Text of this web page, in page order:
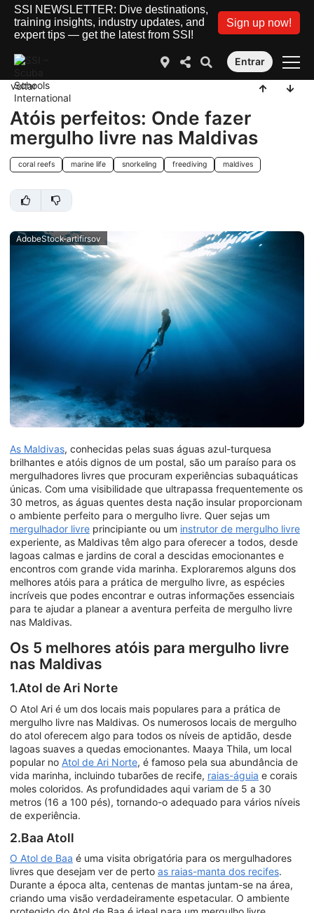
SSI NEWSLETTER: Dive destinations,
training insights, industry updates, and
expert tips — get the latest from SSI!
Sign up now!
Entrar
voltar
Atóis perfeitos: Onde fazer
mergulho livre nas Maldivas
coral reefs marine life snorkeling freediving maldives
AdobeStock-artifirsov
As Maldivas, conhecidas pelas suas águas azul-turquesa
brilhantes e atóis dignos de um postal, são um paraíso para os
mergulhadores livres que procuram experiências subaquáticas
únicas. Com uma visibilidade que ultrapassa frequentemente os
30 metros, as águas quentes desta nação insular proporcionam
o ambiente perfeito para o mergulho livre. Quer sejas um
mergulhador livre principiante ou um instrutor de mergulho livre
experiente, as Maldivas têm algo para oferecer a todos, desde
lagoas calmas e jardins de coral a descidas emocionantes e
encontros com grande vida marinha. Exploraremos alguns dos
melhores atóis para a prática de mergulho livre, as espécies
incríveis que podes encontrar e outras informações essenciais
para te ajudar a planear a aventura perfeita de mergulho livre
nas Maldivas.
Os 5 melhores atóis para mergulho livre
nas Maldivas
1.Atol de Ari Norte
O Atol Ari é um dos locais mais populares para a prática de
mergulho livre nas Maldivas. Os numerosos locais de mergulho
do atol oferecem algo para todos os níveis de aptidão, desde
lagoas suaves a quedas emocionantes. Maaya Thila, um local
popular no Atol de Ari Norte, é famoso pela sua abundância de
vida marinha, incluindo tubarões de recife, raias-águia e corais
moles coloridos. As profundidades aqui variam de 5 a 30
metros (16 a 100 pés), tornando-o adequado para vários níveis
de experiência.
2.Baa Atoll
O Atol de Baa é uma visita obrigatória para os mergulhadores
livres que desejam ver de perto as raias-manta dos recifes.
Durante a época alta, centenas de mantas juntam-se na área,
criando uma visão verdadeiramente espetacular. O ambiente